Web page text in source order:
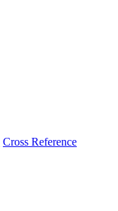
Сross Reference